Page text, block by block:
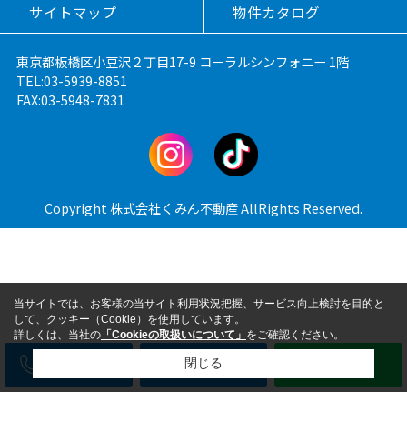
サイトマップ 物件カタログ
東京都板橋区小豆沢２丁目17-9 コーラルシンフォニー 1階
TEL:03-5939-8851
FAX:03-5948-7831
Copyright 株式会社くみん不動産 AllRights Reserved.
メール
当サイトでは、お客様の当サイト利用状況把握、サービス向上検討を目的と
して、クッキー（Cookie）を使用しています。
詳しくは、当社の 「Cookieの取扱いについて」 をご確認ください。
閉じる